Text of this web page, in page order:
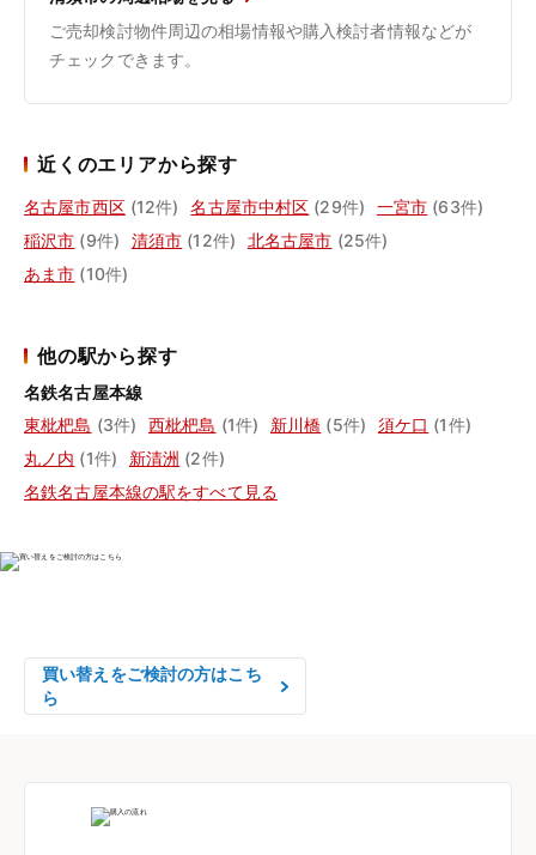
ご売却検討物件周辺の相場情報や購入検討者情報などが
チェックできます。
近くのエリアから探す
名古屋市西区 (12件) 名古屋市中村区 (29件) 一宮市 (63件)
稲沢市 (9件) 清須市 (12件) 北名古屋市 (25件)
あま市 (10件)
他の駅から探す
名鉄名古屋本線
東枇杷島 (3件) 西枇杷島 (1件) 新川橋 (5件) 須ケ口 (1件)
丸ノ内 (1件) 新清洲 (2件)
名鉄名古屋本線の駅をすべて見る
買い替えをご検討の方はこち
ら